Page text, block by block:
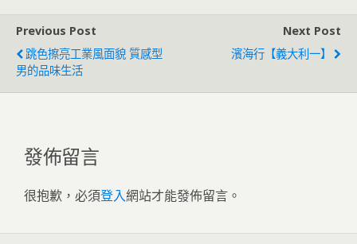
Previous Post
跳色擦亮工業風面貌 質感型
男的品味生活
Next Post
濱海行【義大利一】
發佈留言
很抱歉，必須登入網站才能發佈留言。